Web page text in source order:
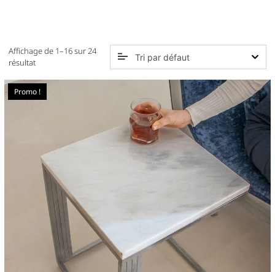
Affichage de 1–16 sur 24
résultat
Promo !